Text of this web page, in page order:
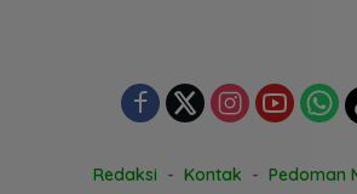
Redaksi Kontak Pedoman